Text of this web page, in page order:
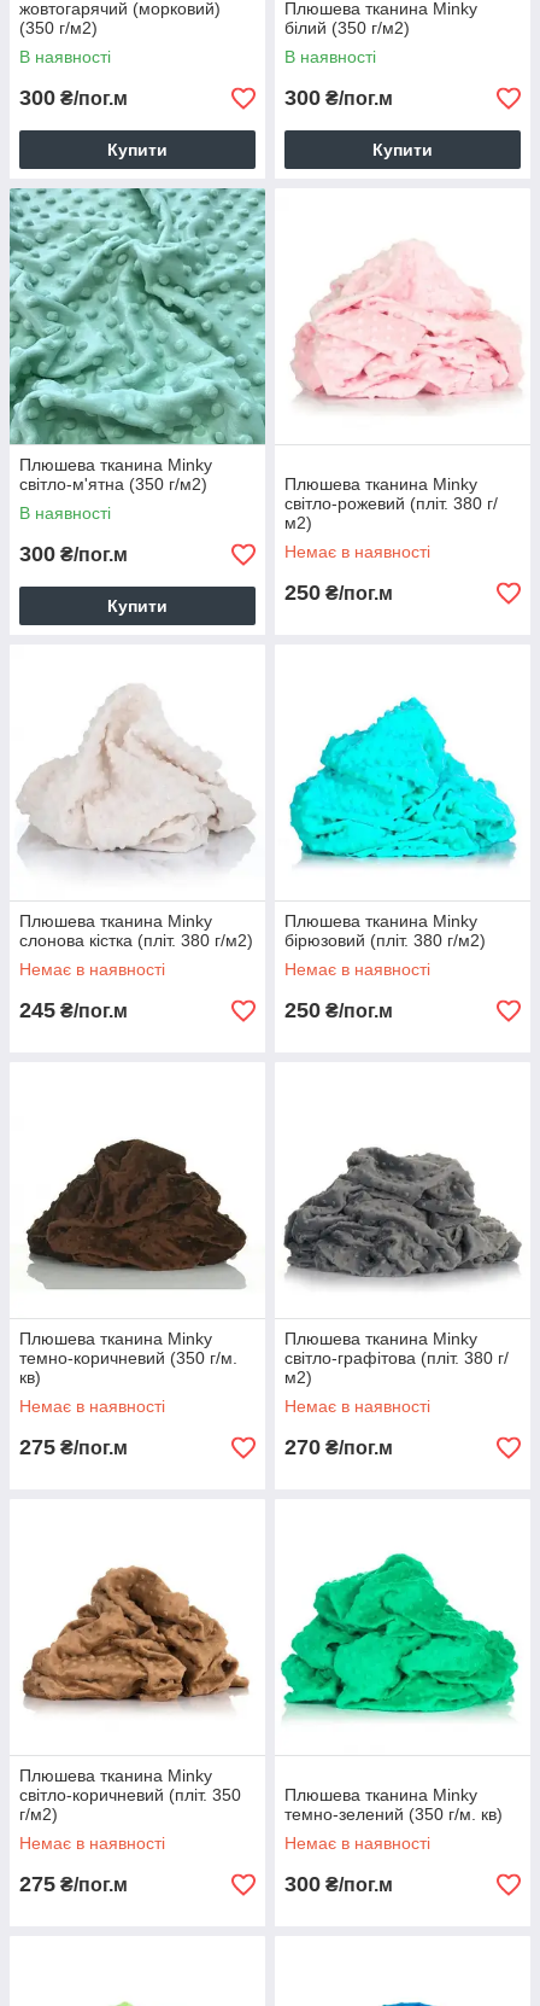
жовтогарячий (морковий)
(350 г/м2)
В наявності
300 ₴/пог.м
Купити
Плюшева тканина Minky
білий (350 г/м2)
В наявності
300 ₴/пог.м
Купити
Плюшева тканина Minky
світло-м'ятна (350 г/м2)
В наявності
300 ₴/пог.м
Купити
Плюшева тканина Minky
світло-рожевий (пліт. 380 г/
м2)
Немає в наявності
250 ₴/пог.м
Плюшева тканина Minky
слонова кістка (пліт. 380 г/м2)
Немає в наявності
245 ₴/пог.м
Плюшева тканина Minky
бірюзовий (пліт. 380 г/м2)
Немає в наявності
250 ₴/пог.м
Плюшева тканина Minky
темно-коричневий (350 г/м.
кв)
Немає в наявності
275 ₴/пог.м
Плюшева тканина Minky
світло-графітова (пліт. 380 г/
м2)
Немає в наявності
270 ₴/пог.м
Плюшева тканина Minky
світло-коричневий (пліт. 350
г/м2)
Немає в наявності
275 ₴/пог.м
Плюшева тканина Minky
темно-зелений (350 г/м. кв)
Немає в наявності
300 ₴/пог.м